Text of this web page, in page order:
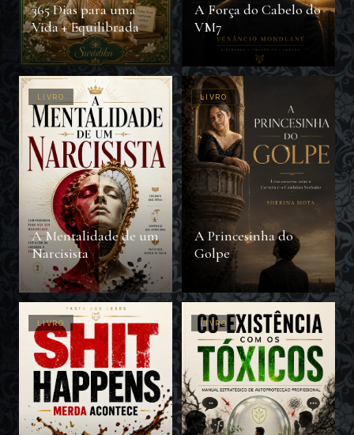
365 Dias para uma
Vida + Equilibrada
A Força do Cabelo do
VM7
LIVRO
A Mentalidade de um
Narcisista
LIVRO
A Princesinha do
Golpe
LIVRO LIVRO